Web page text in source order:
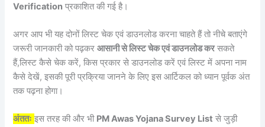
Verification प्रकाशित की गई है।
अगर आप भी यह दोनों लिस्ट चेक एवं डाउनलोड करना चाहते हैं तो नीचे बताएंगे
जरूरी जानकारी को पढ़करआसानी से लिस्ट चेक एवं डाउनलोड करसकते
हैं,लिस्ट कैसे चेक करें, किस प्रकार से डाउनलोड करें एवं लिस्ट में अपना नाम
कैसे देखें, इसकी पूरी प्रक्रिया जानने के लिए इस आर्टिकल को ध्यान पूर्वक अंत
तक पढ़ना होगा।
अंततः इस तरह की और भी PM Awas Yojana Survey List से जुड़ी